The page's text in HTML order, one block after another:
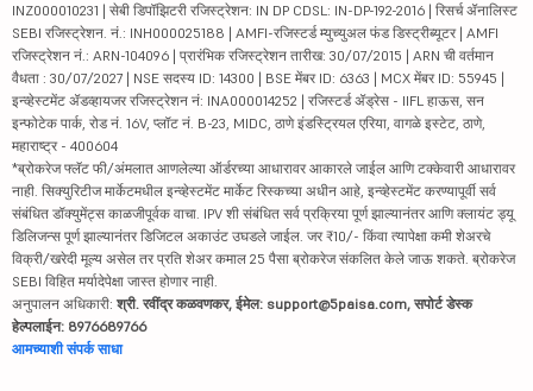
INZ000010231 | सेबी डिपॉझिटरी रजिस्ट्रेशन: IN DP CDSL: IN-DP-192-2016 | रिसर्च ॲनालिस्ट
SEBI रजिस्ट्रेशन. नं.: INH000025188 | AMFI-रजिस्टर्ड म्युच्युअल फंड डिस्ट्रीब्यूटर | AMFI
रजिस्ट्रेशन नं.: ARN-104096 | प्रारंभिक रजिस्ट्रेशन तारीख: 30/07/2015 | ARN ची वर्तमान
वैधता : 30/07/2027 | NSE सदस्य ID: 14300 | BSE मेंबर ID: 6363 | MCX मेंबर ID: 55945 |
इन्व्हेस्टमेंट ॲडव्हायजर रजिस्ट्रेशन नं: INA000014252 | रजिस्टर्ड ॲड्रेस - IIFL हाऊस, सन
इन्फोटेक पार्क, रोड नं. 16V, प्लॉट नं. B-23, MIDC, ठाणे इंडस्ट्रियल एरिया, वागळे इस्टेट, ठाणे,
महाराष्ट्र - 400604
*ब्रोकरेज फ्लॅट फी/अंमलात आणलेल्या ऑर्डरच्या आधारावर आकारले जाईल आणि टक्केवारी आधारावर
नाही. सिक्युरिटीज मार्केटमधील इन्व्हेस्टमेंट मार्केट रिस्कच्या अधीन आहे, इन्व्हेस्टमेंट करण्यापूर्वी सर्व
संबंधित डॉक्युमेंट्स काळजीपूर्वक वाचा. IPV शी संबंधित सर्व प्रक्रिया पूर्ण झाल्यानंतर आणि क्लायंट ड्यू
डिलिजन्स पूर्ण झाल्यानंतर डिजिटल अकाउंट उघडले जाईल. जर ₹10/- किंवा त्यापेक्षा कमी शेअरचे
विक्री/खरेदी मूल्य असेल तर प्रति शेअर कमाल 25 पैसा ब्रोकरेज संकलित केले जाऊ शकते. ब्रोकरेज
SEBI विहित मर्यादेपेक्षा जास्त होणार नाही.
अनुपालन अधिकारी: श्री. रवींद्र कळवणकर, ईमेल: support@5paisa.com, सपोर्ट डेस्क
हेल्पलाईन: 8976689766
आमच्याशी संपर्क साधा